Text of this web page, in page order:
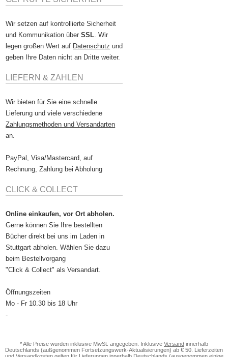
Wir setzen auf kontrollierte Sicherheit
und Kommunikation überSSL. Wir
legen großen Wert auf Datenschutz und
geben Ihre Daten nicht an Dritte weiter.
LIEFERN & ZAHLEN
Wir bieten für Sie eine schnelle
Lieferung und viele verschiedene
Zahlungsmethoden und Versandarten
an.
PayPal, Visa/Mastercard, auf
Rechnung, Zahlung bei Abholung
CLICK & COLLECT
Online einkaufen, vor Ort abholen.
Gerne können Sie Ihre bestellten
Bücher direkt bei uns im Laden in
Stuttgart abholen. Wählen Sie dazu
beim Bestellvorgang
"Click & Collect" als Versandart.
Öffnungszeiten
Mo - Fr 10.30 bis 18 Uhr
-
* Alle Preise wurden inklusive MwSt. angegeben. Inklusive Versand innerhalb
Deutschlands (außgenommen Fortsetzungswerk-Aktualisierungen) ab € 50. Lieferzeiten